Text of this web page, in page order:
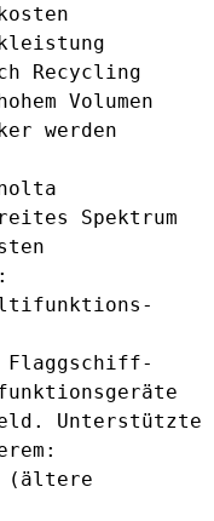
Recycling
Volumen
werden
Spektrum
Unterstützte
(ältere